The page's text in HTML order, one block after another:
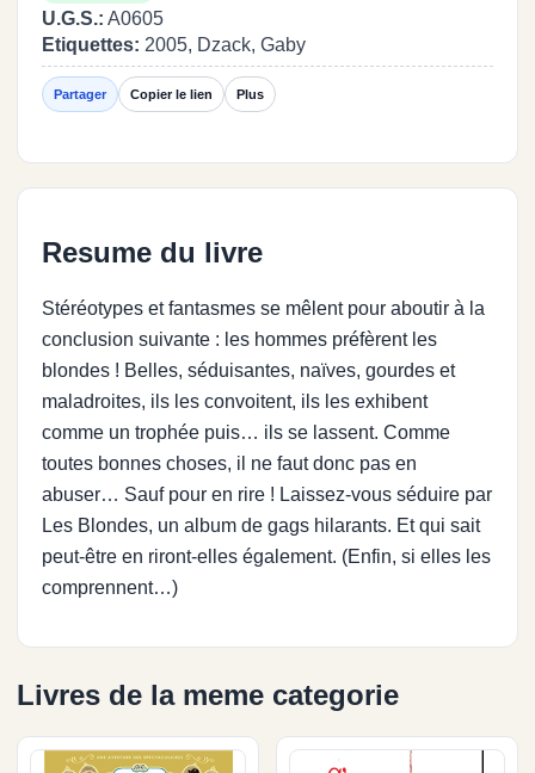
U.G.S.: A0605
Etiquettes: 2005, Dzack, Gaby
Partager Copier le lien Plus
Resume du livre
Stéréotypes et fantasmes se mêlent pour aboutir à la
conclusion suivante : les hommes préfèrent les
blondes ! Belles, séduisantes, naïves, gourdes et
maladroites, ils les convoitent, ils les exhibent
comme un trophée puis… ils se lassent. Comme
toutes bonnes choses, il ne faut donc pas en
abuser… Sauf pour en rire ! Laissez-vous séduire par
Les Blondes, un album de gags hilarants. Et qui sait
peut-être en riront-elles également. (Enfin, si elles les
comprennent…)
Livres de la meme categorie